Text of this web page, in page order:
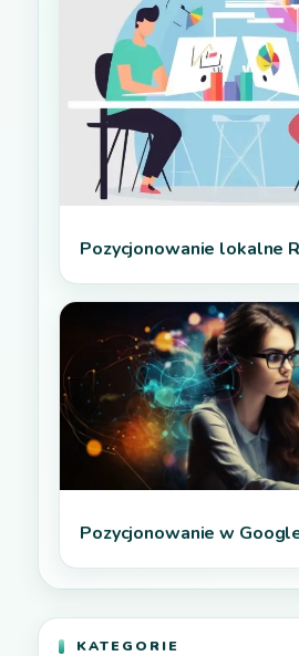
Pozycjonowanie lokalne
Pozycjonowanie w
KATEGORIE